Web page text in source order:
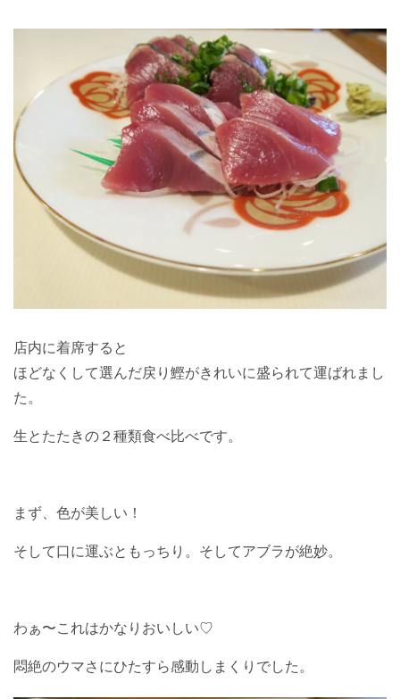
店内に着席すると
ほどなくして選んだ戻り鰹がきれいに盛られて運ばれまし
た。
生とたたきの２種類食べ比べです。
まず、色が美しい！
そして口に運ぶともっちり。そしてアブラが絶妙。
わぁ〜これはかなりおいしい♡
悶絶のウマさにひたすら感動しまくりでした。